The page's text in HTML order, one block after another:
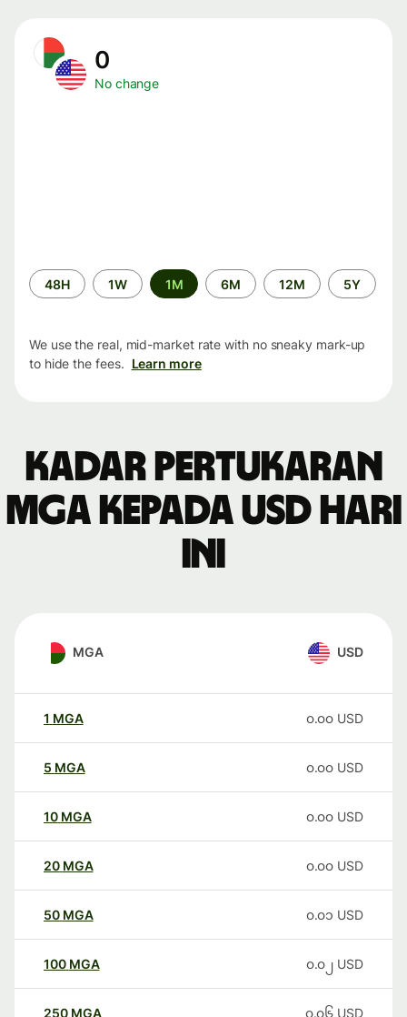
0
No change
Time
period
48H 1W 1M 6M 12M 5Y
We use the real, mid-market rate with no sneaky mark-up
to hide the fees. Learn more
Kadar pertukaran
MGA kepada USD hari
ini
MGA USD
1 MGA ၀.၀၀ USD
5 MGA ၀.၀၀ USD
10 MGA ၀.၀၀ USD
20 MGA ၀.၀၀ USD
50 MGA ၀.၀၁ USD
100 MGA ၀.၀၂ USD
250 MGA ၀.၀၆ USD